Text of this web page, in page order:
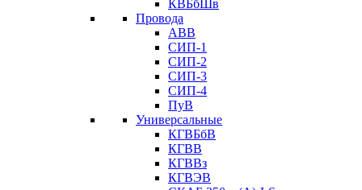
КВБбШв
Провода
АВВ
СИП-1
СИП-2
СИП-3
СИП-4
ПуВ
Универсальные
КГВБбВ
КГВВ
КГВВз
КГВЭВ